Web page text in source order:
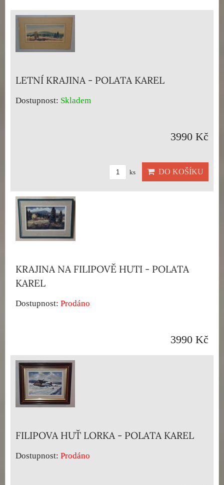
LETNÍ KRAJINA - POLATA KAREL
Dostupnost: Skladem
3990 Kč
ks DO KOŠÍKU
KRAJINA NA FILIPOVĚ HUTI - POLATA
KAREL
Dostupnost: Prodáno
3990 Kč
FILIPOVA HUŤ LORKA - POLATA KAREL
Dostupnost: Prodáno